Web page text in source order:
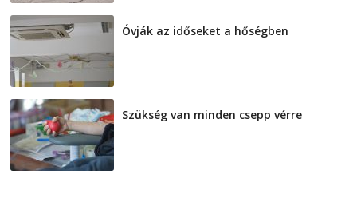
Óvják az időseket a hőségben
Szükség van minden csepp vérre